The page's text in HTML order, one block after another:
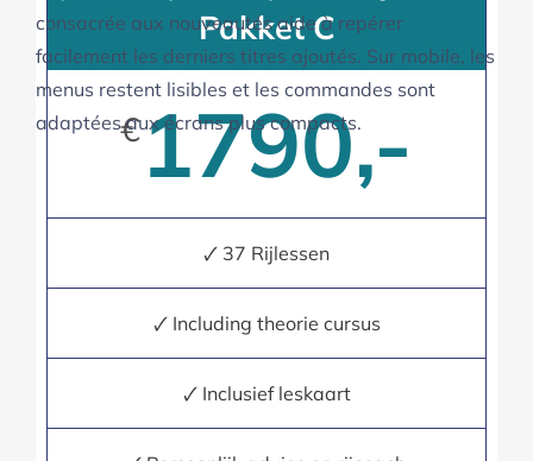
Pakket C
€1790,-
🗸 37 Rijlessen
🗸 Including theorie cursus
🗸 Inclusief leskaart
https://www.myminifactory.com/users/gtbetcaz
consacrée aux nouveautés aide à repérer
facilement les derniers titres ajoutés. Sur mobile, les
menus restent lisibles et les commandes sont
adaptées aux écrans plus compacts.